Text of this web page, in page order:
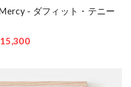
- ダフィット・テニー